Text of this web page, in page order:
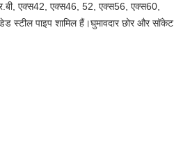
एक्स42, एक्स46, 52, एक्स56, एक्स60,
स्टील पाइप शामिल हैं।घुमावदार छोर और सॉकेट